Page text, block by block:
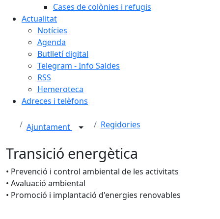
Cases de colònies i refugis
Actualitat
Notícies
Agenda
Butlletí digital
Telegram - Info Saldes
RSS
Hemeroteca
Adreces i telèfons
Ajuntament Regidories
Transició energètica
• Prevenció i control ambiental de les activitats
• Avaluació ambiental
• Promoció i implantació d'energies renovables